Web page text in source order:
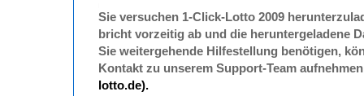
Sie versuchen 1-Click-Lotto 2009
bricht vorzeitig ab und die heruntergeladene
Sie weitergehende Hilfestellung benötigen,
Kontakt zu unserem Support-Team
lotto.de).